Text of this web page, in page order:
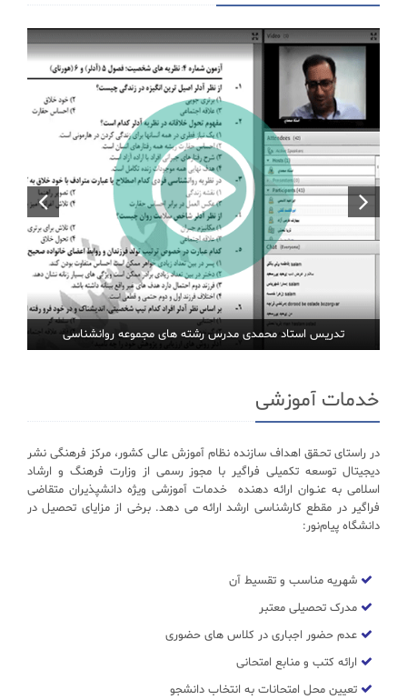
تدریس استاد محمدی مدرس رشته های مجموعه روانشناسی
خدمات آموزشی
در راستای تحـقق اهداف سازنده نظام آموزش عالی کشور، مرکز فرهنگی نشر
دیجیتال توسعه تکمیلی فراگیر با مجوز رسمی از وزارت فرهنگ و ارشاد
اسلامی به عنـوان ارائه دهنده خدمات آموزشی ویژه دانشپذیران متقاضی
فراگیر در مقطع کارشناسی ارشد ارائه می دهد. برخی از مزایای تحصیل در
دانشگاه پیام‌نور:
شهریه مناسب و تقسیط آن
مدرک تحصیلی معتبر
عدم حضور اجباری در کلاس های حضوری
ارائه کتب و منابع امتحانی
تعیین محل امتحانات به انتخاب دانشجو